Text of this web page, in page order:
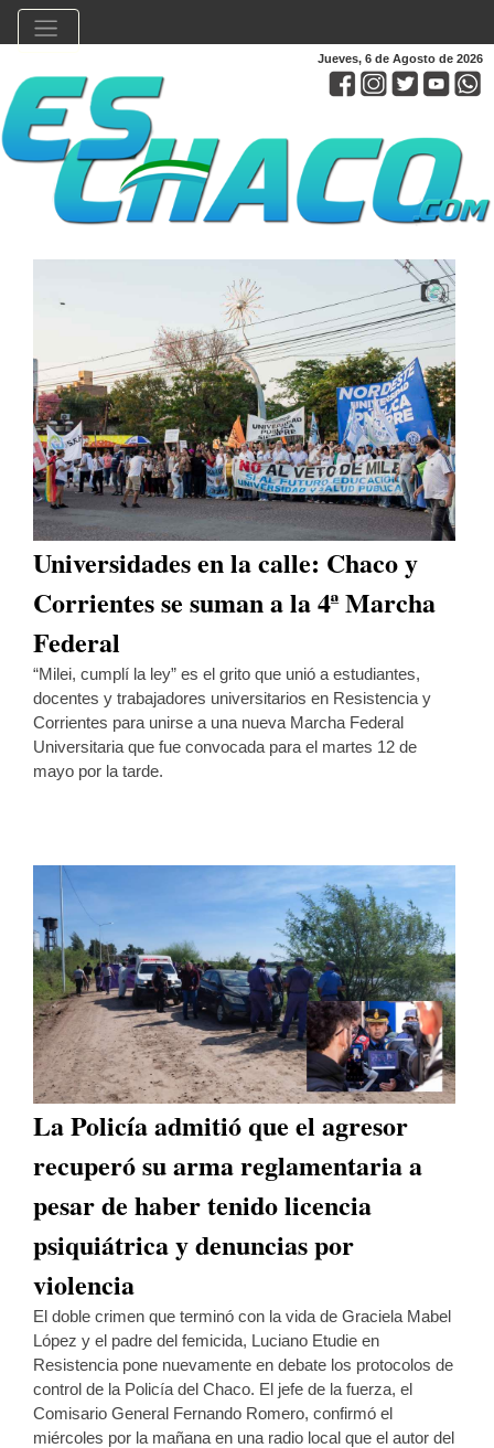
Jueves, 6 de Agosto de 2026
Universidades en la calle: Chaco y
Corrientes se suman a la 4ª Marcha
Federal
“Milei, cumplí la ley” es el grito que unió a estudiantes,
docentes y trabajadores universitarios en Resistencia y
Corrientes para unirse a una nueva Marcha Federal
Universitaria que fue convocada para el martes 12 de
mayo por la tarde.
La Policía admitió que el agresor
recuperó su arma reglamentaria a
pesar de haber tenido licencia
psiquiátrica y denuncias por
violencia
El doble crimen que terminó con la vida de Graciela Mabel
López y el padre del femicida, Luciano Etudie en
Resistencia pone nuevamente en debate los protocolos de
control de la Policía del Chaco. El jefe de la fuerza, el
Comisario General Fernando Romero, confirmó el
miércoles por la mañana en una radio local que el autor del